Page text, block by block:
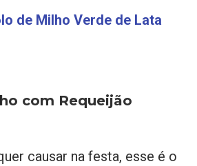
de Milho Verde de Lata
com Requeijão
causar na festa, esse é o